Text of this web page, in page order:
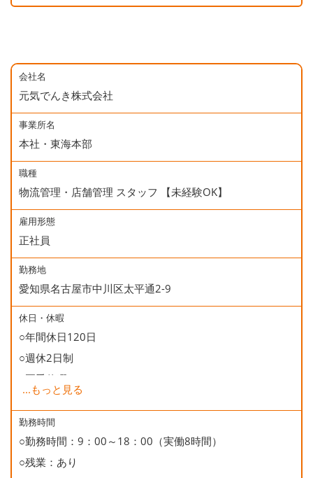
会社名
元気でんき株式会社
事業所名
本社・東海本部
職種
物流管理・店舗管理 スタッフ 【未経験OK】
雇用形態
正社員
勤務地
愛知県名古屋市中川区太平通2-9
休日・休暇
○年間休日120日
○週休2日制
○夏季休暇
○年末年始休暇
○慶弔休暇
○有給休暇
○誕生日休暇
...もっと見る
勤務時間
○勤務時間：9：00～18：00（実働8時間）
○残業：あり